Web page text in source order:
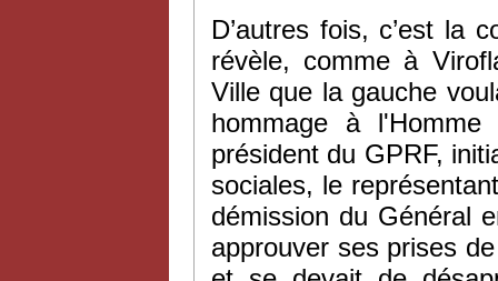
D’autres fois, c’est la
révèle, comme à
Ville que la gauche
hommage à
président du GPRF,
sociales, le
démission du Général
approuver ses prises